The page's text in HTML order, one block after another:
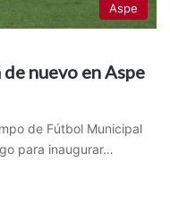
Aspe
de nuevo en Aspe
de Fútbol Municipal
para inaugurar…